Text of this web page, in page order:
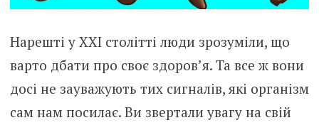
Нарешті у XXI столітті люди зрозуміли, що
варто дбати про своє здоров’я. Та все ж вони
досі не зауважують тих сигналів, які організм
сам нам посилає. Ви звертали увагу на свій